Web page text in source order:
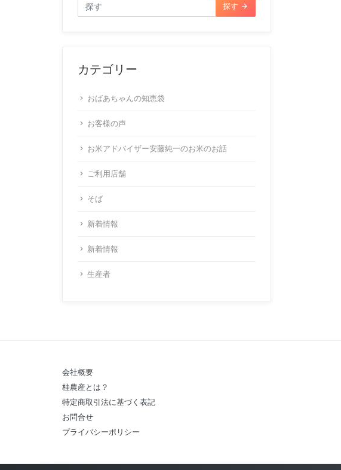
探す
カテゴリー
おばあちゃんの知恵袋
お客様の声
お米アドバイザー安藤純一のお米のお話
ご利用店舗
そば
新着情報
新着情報
生産者
会社概要
桂農産とは？
特定商取引法に基づく表記
お問合せ
プライバシーポリシー